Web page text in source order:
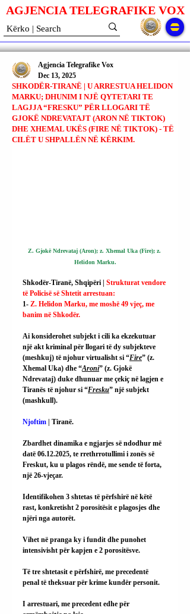
AGJENCIA TELEGRAFIKE VOX
SHKODËR-TIRANË | U ARRESTUA HELIDON
MARKU; DHUNIM I NJË QYTETARI TE
LAGJJA “FRESKU” PËR LLOGARI TË
GJOKË NDREVATAJT (ARON NË TIKTOK)
DHE XHEMAL UKËS (FIRE NË TIKTOK) - TË
CILËT U SHPALLËN NË KËRKIM.
Agjencia Telegrafike Vox
Dec 13, 2025
Z. Gjokë Ndrevataj (Aron); z. Xhemal Uka (Fire); z.
Helidon Marku.
Shkodër-Tiranë, Shqipëri | Strukturat vendore
të Policisë së Shtetit arrestuan:
1- Z. Helidon Marku, me moshë 49 vjeç, me
banim në Shkodër.
Ai konsiderohet subjekt i cili ka ekzekutuar
një akt kriminal për llogari të dy subjekteve
(meshkuj) të njohur virtualisht si “Fire” (z.
Xhemal Uka) dhe “Aroni” (z. Gjokë
Ndrevataj) duke dhunuar me çekiç në lagjen e
Tiranës të njohur si “Fresku” një subjekt
(mashkull).
Njoftim | Tiranë.
Zbardhet dinamika e ngjarjes së ndodhur më
datë 06.12.2025, te rrethrrotullimi i zonës së
Freskut, ku u plagos rëndë, me sende të forta,
një 26-vjeçar.
Identifikohen 3 shtetas të përfshirë në këtë
rast, konkretisht 2 porositësit e plagosjes dhe
njëri nga autorët.
Vihet në pranga ky i fundit dhe punohet
intensivisht për kapjen e 2 porositësve.
Të tre shtetasit e përfshirë, me precedentë
penal të theksuar për krime kundër personit.
I arrestuari, me precedent edhe për